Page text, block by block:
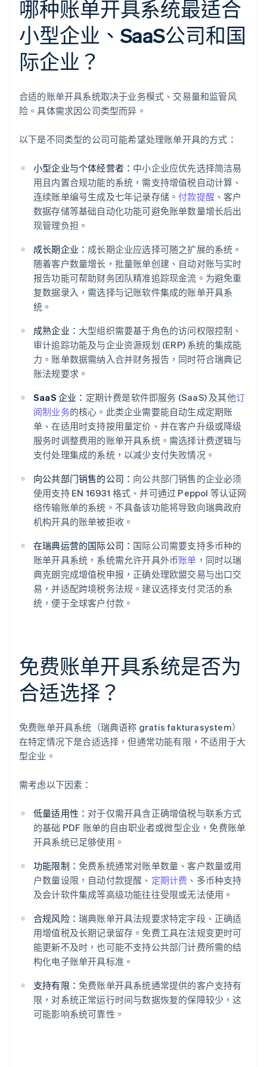
哪种账单开具系统最适合
小型企业、SaaS公司和国
际企业？
合适的账单开具系统取决于业务模式、交易量和监管风
险。具体需求因公司类型而异。
以下是不同类型的公司可能希望处理账单开具的方式：
小型企业与个体经营者： 中小企业应优先选择简洁易
用且内置合规功能的系统，需支持增值税自动计算、
连续账单编号生成及七年记录存储。付款提醒 、客户
数据存储等基础自动化功能可避免账单数量增长后出
现管理负担。
成长期企业： 成长期企业应选择可随之扩展的系统。
随着客户数量增长，批量账单创建、自动对账与实时
报告功能可帮助财务团队精准追踪现金流。为避免重
复数据录入，需选择与记账软件集成的账单开具系
统。
成熟企业： 大型组织需要基于角色的访问权限控制、
审计追踪功能及与企业资源规划 (ERP) 系统的集成能
力。账单数据需纳入合并财务报告，同时符合瑞典记
账法规要求。
SaaS 企业： 定期计费是软件即服务 (SaaS) 及其他订
阅制业务的核心。此类企业需要能自动生成定期账
单、在适用时支持按用量定价、并在客户升级或降级
服务时调整费用的账单开具系统。需选择计费逻辑与
支付处理集成的系统，以减少支付失败情况。
向公共部门销售的公司： 向公共部门销售的企业必须
使用支持 EN 16931 格式、并可通过 Peppol 等认证网
络传输账单的系统。不具备该功能将导致向瑞典政府
机构开具的账单被拒收。
在瑞典运营的国际公司： 国际公司需要支持多币种的
账单开具系统，系统需允许开具外币账单 ，同时以瑞
典克朗完成增值税申报，正确处理欧盟交易与出口交
易，并适配跨境税务法规。建议选择支付灵活的系
统，便于全球客户付款。
免费账单开具系统是否为
合适选择？
免费账单开具系统（瑞典语称 gratis fakturasystem）
在特定情况下是合适选择，但通常功能有限，不适用于大
型企业。
需考虑以下因素：
低量适用性： 对于仅需开具含正确增值税与联系方式
的基础 PDF 账单的自由职业者或微型企业，免费账单
开具系统已足够使用。
功能限制： 免费系统通常对账单数量、客户数量或用
户数量设限，自动付款提醒、 定期计费 、多币种支持
及会计软件集成等高级功能往往受限或无法使用。
合规风险： 瑞典账单开具法规要求特定字段、正确适
用增值税及长期记录留存。免费工具在法规变更时可
能更新不及时，也可能不支持公共部门计费所需的结
构化电子账单开具标准。
支持有限： 免费账单开具系统通常提供的客户支持有
限，对系统正常运行时间与数据恢复的保障较少，这
可能影响系统可靠性。